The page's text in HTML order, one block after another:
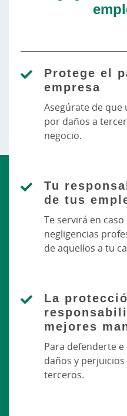
Protege el
empresa
Asegúrate de que
por daños a
negocio.
Tu
de tus
Te servirá en
negligencias
de aquellos a tu
La
mejores
Para defenderte
daños y perjuicios
terceros.